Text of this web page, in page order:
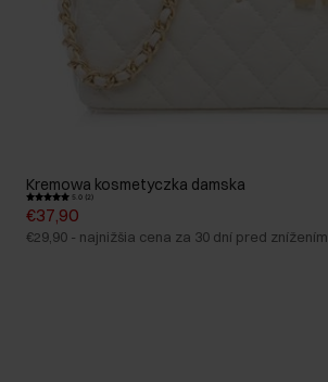
Kremowa kosmetyczka damska
5.0 (2)
€37,90
€29,90 - najnižšia cena za 30 dní pred znížením